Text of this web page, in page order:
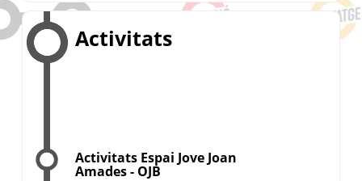
Activitats
Activitats Espai Jove Joan
Amades - OJB